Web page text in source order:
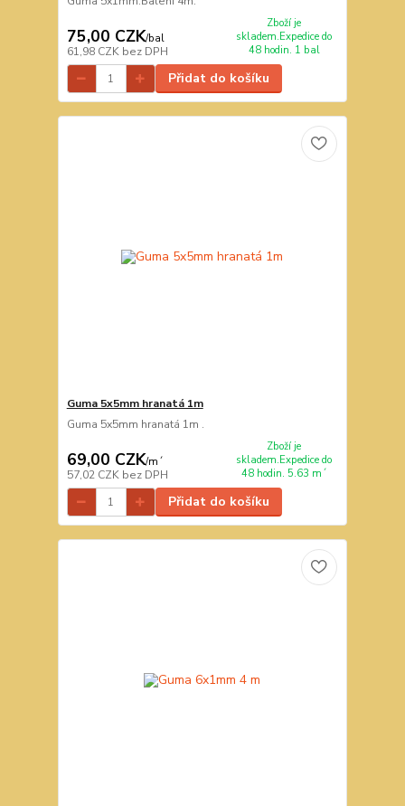
75,00 CZK/bal
61,98 CZK bez DPH
Zboží je
skladem.Expedice do
48 hodin. 1 bal
Přidat do košíku
Guma 5x5mm hranatá 1m
Guma 5x5mm hranatá 1m .
69,00 CZK/m´
57,02 CZK bez DPH
Zboží je
skladem.Expedice do
48 hodin. 5.63 m´
Přidat do košíku